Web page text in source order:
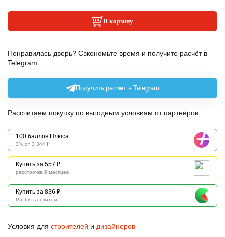
В корзину
Понравилась дверь? Сэкономьте время и получите расчёт в
Telegram
Получить расчет в Telegram
Рассчитаем покупку по выгодным условиям от партнёров
100 баллов Плюса
3% от 3 344 ₽
Купить за 557 ₽
расстрочка 6 месяцев
Купить за 836 ₽
Разбить сплитом
Условия для строителей и дизайнеров